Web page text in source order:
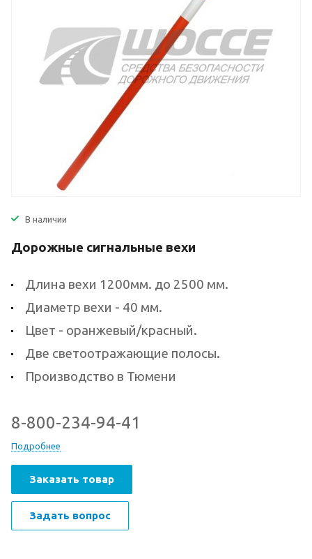
В наличии
Дорожные сигнальные вехи
Длина вехи 1200мм. до 2500 мм.
Диаметр вехи - 40 мм.
Цвет - оранжевый/красный.
Две светоотражающие полосы.
Производство в Тюмени
8-800-234-94-41
Подробнее
Заказать товар
Задать вопрос